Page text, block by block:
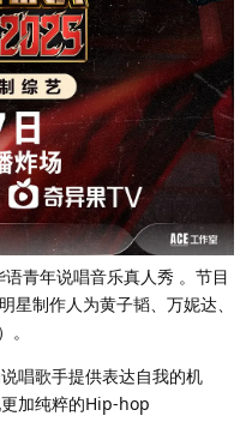
青年说唱音乐真人秀 。节目
制作人为黄子韬、万妮达、
唱歌手提供表达自我的机
加纯粹的Hip-hop